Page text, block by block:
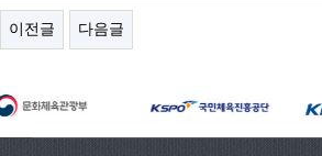
이전글 다음글